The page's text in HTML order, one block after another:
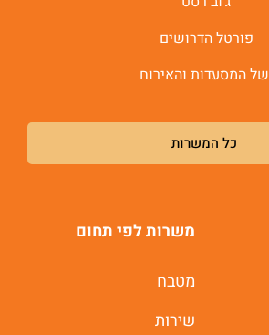
פורטל הדרושים
של המסעדות והאירוח
כל המשרות
משרות לפי תחום
מטבח
שירות